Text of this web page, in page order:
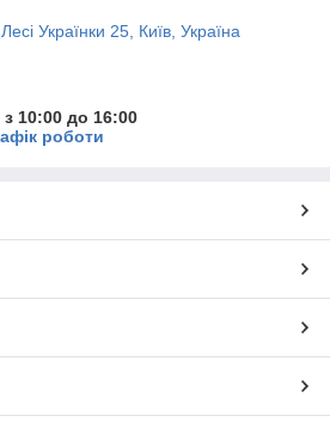
Українки 25, Київ, Україна
10:00 до 16:00
роботи